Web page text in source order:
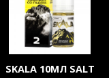
SKALA 10МЛ SALT